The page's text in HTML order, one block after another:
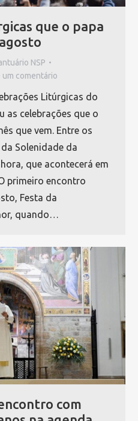
que o papa
NSP
um comentário
Litúrgicas do
as celebrações que o
que vem. Entre os
Solenidade da
que acontecerá em
primeiro encontro
Festa da
quando…
com